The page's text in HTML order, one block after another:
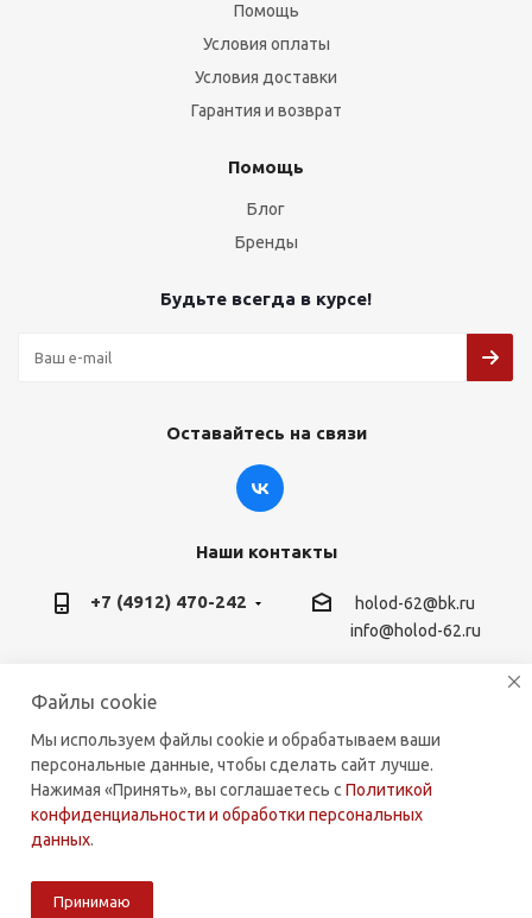
Помощь
Условия оплаты
Условия доставки
Гарантия и возврат
Помощь
Блог
Бренды
Будьте всегда в курсе!
Оставайтесь на связи
Наши контакты
+7 (4912) 470-242
holod-62@bk.ru
info@holod-62.ru
2026 © holod-62.ru. Комплектующие для бытовой и
Файлы cookie
Мы используем файлы cookie и обрабатываем ваши
персональные данные, чтобы сделать сайт лучше.
Нажимая «Принять», вы соглашаетесь с Политикой
конфиденциальности и обработки персональных
данных.
Принимаю